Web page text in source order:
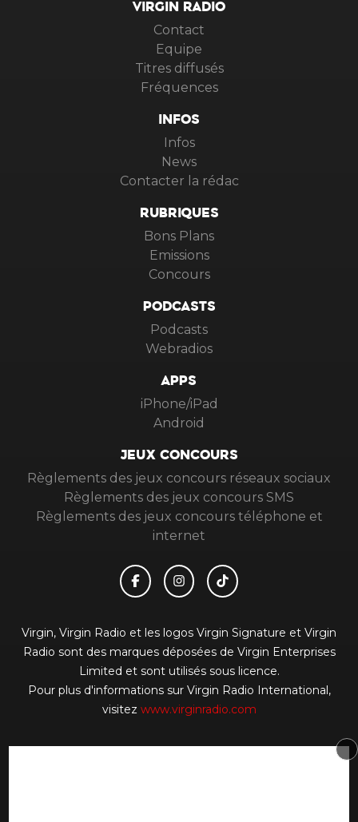
VIRGIN RADIO
Contact
Equipe
Titres diffusés
Fréquences
INFOS
Infos
News
Contacter la rédac
RUBRIQUES
Bons Plans
Emissions
Concours
PODCASTS
Podcasts
Webradios
APPS
iPhone/iPad
Android
JEUX CONCOURS
Règlements des jeux concours réseaux sociaux
Règlements des jeux concours SMS
Règlements des jeux concours téléphone et
internet
Virgin, Virgin Radio et les logos Virgin Signature et Virgin
Radio sont des marques déposées de Virgin Enterprises
Limited et sont utilisés sous licence.
Pour plus d'informations sur Virgin Radio International,
visitez www.virginradio.com